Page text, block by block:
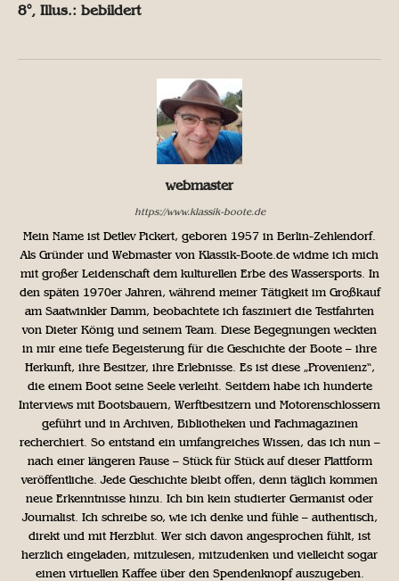
8°, Illus.: bebildert
webmaster
https://www.klassik-boote.de
Mein Name ist Detlev Pickert, geboren 1957 in Berlin-Zehlendorf.
Als Gründer und Webmaster von Klassik-Boote.de widme ich mich
mit großer Leidenschaft dem kulturellen Erbe des Wassersports. In
den späten 1970er Jahren, während meiner Tätigkeit im Großkauf
am Saatwinkler Damm, beobachtete ich fasziniert die Testfahrten
von Dieter König und seinem Team. Diese Begegnungen weckten
in mir eine tiefe Begeisterung für die Geschichte der Boote – ihre
Herkunft, ihre Besitzer, ihre Erlebnisse. Es ist diese „Provenienz“,
die einem Boot seine Seele verleiht. Seitdem habe ich hunderte
Interviews mit Bootsbauern, Werftbesitzern und Motorenschlossern
geführt und in Archiven, Bibliotheken und Fachmagazinen
recherchiert. So entstand ein umfangreiches Wissen, das ich nun –
nach einer längeren Pause – Stück für Stück auf dieser Plattform
veröffentliche. Jede Geschichte bleibt offen, denn täglich kommen
neue Erkenntnisse hinzu. Ich bin kein studierter Germanist oder
Journalist. Ich schreibe so, wie ich denke und fühle – authentisch,
direkt und mit Herzblut. Wer sich davon angesprochen fühlt, ist
herzlich eingeladen, mitzulesen, mitzudenken und vielleicht sogar
einen virtuellen Kaffee über den Spendenknopf auszugeben.